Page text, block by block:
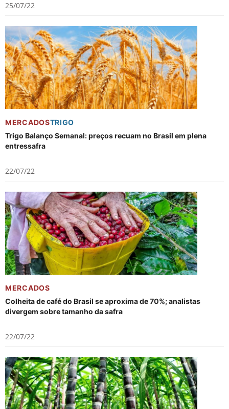
25/07/22
MERCADOSTRIGO
Trigo Balanço Semanal: preços recuam no Brasil em plena
entressafra
22/07/22
MERCADOS
Colheita de café do Brasil se aproxima de 70%; analistas
divergem sobre tamanho da safra
22/07/22